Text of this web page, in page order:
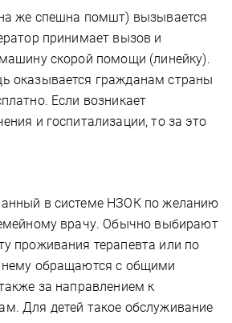
же спешна помшт) вызывается
принимает вызов и
скорой помощи (линейку).
оказывается гражданам страны
Если возникает
и госпитализации, то за это
в системе НЗОК по желанию
врачу. Обычно выбирают
проживания терапевта или по
обращаются с общими
за направлением к
Для детей такое обслуживание